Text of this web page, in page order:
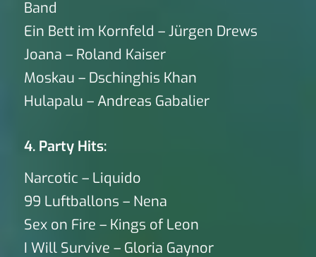
Band
Ein Bett im Kornfeld – Jürgen Drews
Joana – Roland Kaiser
Moskau – Dschinghis Khan
Hulapalu – Andreas Gabalier
4. Party Hits:
Narcotic – Liquido
99 Luftballons – Nena
Sex on Fire – Kings of Leon
I Will Survive – Gloria Gaynor